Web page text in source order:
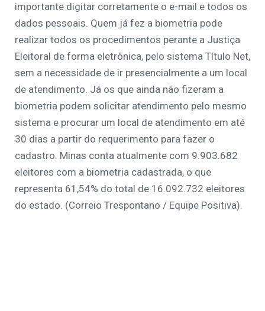
importante digitar corretamente o e-mail e todos os
dados pessoais. Quem já fez a biometria pode
realizar todos os procedimentos perante a Justiça
Eleitoral de forma eletrônica, pelo sistema Título Net,
sem a necessidade de ir presencialmente a um local
de atendimento. Já os que ainda não fizeram a
biometria podem solicitar atendimento pelo mesmo
sistema e procurar um local de atendimento em até
30 dias a partir do requerimento para fazer o
cadastro. Minas conta atualmente com 9.903.682
eleitores com a biometria cadastrada, o que
representa 61,54% do total de 16.092.732 eleitores
do estado. (Correio Trespontano / Equipe Positiva).